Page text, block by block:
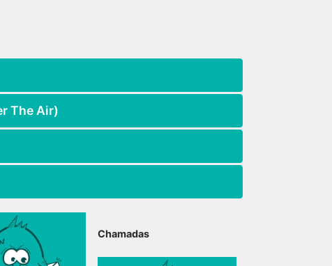
The Air)
Chamadas